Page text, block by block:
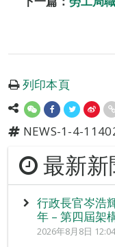
列印本頁
NEWS-1-4-
最新新
行政長官岑浩
年 – 第四屆架
2026年8月8日